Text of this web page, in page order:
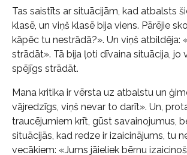
Tas saistīts ar situācijām, kad atbalsts
klasē, un viņš klasē bija viens. Pārējie
kāpēc tu nestrādā?». Un viņš
strādāt». Tā bija ļoti dīvaina situācija,
spējīgs strādāt.
Mana kritika ir vērsta uz atbalstu un
vājredzīgs, viņš nevar to darīt». Un,
traucējumiem krīt, gūst savainojumus,
situācijās, kad redze ir izaicinājums, tu
vecākiem: «Jums jāieliek bērnu